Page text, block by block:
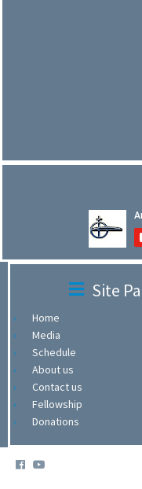
Home
Media
Schedule
About us
Contact us
Fellowship
Donations